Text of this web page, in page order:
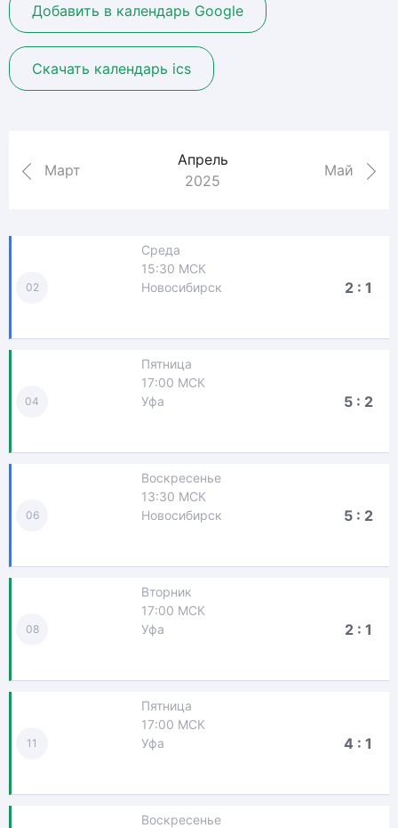
Добавить в календарь Google
Скачать календарь ics
Март
Апрель
2025
Май
02
Среда
15:30 МСК
Новосибирск
2 : 1
04
Пятница
17:00 МСК
Уфа
5 : 2
06
Воскресенье
13:30 МСК
Новосибирск
5 : 2
08
Вторник
17:00 МСК
Уфа
2 : 1
11
Пятница
17:00 МСК
Уфа
4 : 1
Воскресенье